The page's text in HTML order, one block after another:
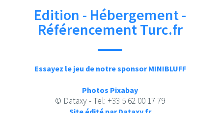
Edition - Hébergement -
Référencement Turc.fr
Essayez le jeu de notre sponsor MINIBLUFF
Photos Pixabay
© Dataxy - Tel: +33 5 62 00 17 79